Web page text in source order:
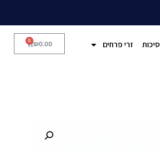
סיכות זרי פרחים ₪0.00
0